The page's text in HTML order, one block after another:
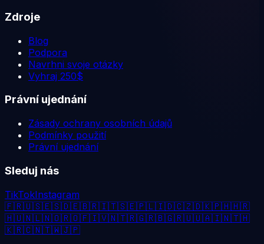
Zdroje
Blog
Podpora
Navrhni svoje otázky
Vyhraj 250$
Právní ujednání
Zásady ochrany osobních údajů
Podmínky použití
Právní ujednání
Sleduj nás
TikTokInstagram
🇫🇷🇺🇸🇪🇸🇩🇪🇧🇷🇮🇹🇸🇪🇵🇱🇮🇩🇨🇿🇩🇰🇵🇭🇭🇷
🇭🇺🇳🇱🇳🇴🇷🇴🇫🇮🇻🇳🇹🇷🇬🇷🇧🇬🇷🇺🇺🇦🇮🇳🇹🇭
🇰🇷🇨🇳🇹🇼🇯🇵